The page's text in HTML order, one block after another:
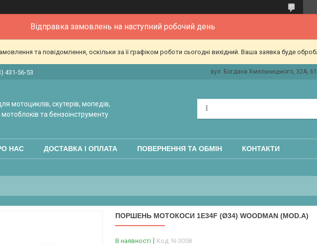
Відправка замовлень на наступний робочий день
та повідомлення, оскільки за її графіком роботи сьогодні вихідний. Ваша заявка буде
431-56-53 вул. Богдана Хмельницького, 32А,
мотоциклів, скутерів, мопедів,
та бензоінструменту
НАС ДОСТАВКА І ОПЛАТА ПОВЕРНЕННЯ ТА ОБМІН КОНТАКТИ
ПОРШЕНЬ МОТОКОСИ 1E34F (Ø34) WOODMAN (MOD.A)
В наявності Код: N-3058